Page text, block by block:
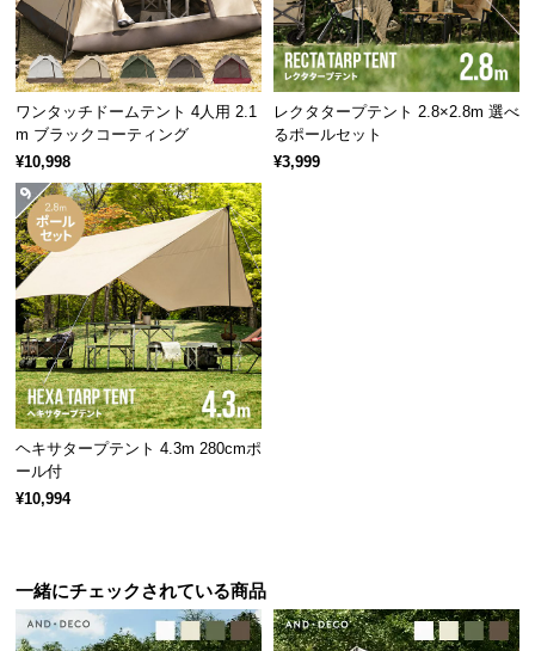
ル
に
つ
い
て
保
証
に
い
て
会
員
規
約
に
て
収容人数
紫外線からお肌をプロテクト
す。
ワンタッチドームテント 4人用 2.1
m ブラックコーティング
¥10,998
レクタタープテント 2.8×2.8m 選べ
るポールセット
¥3,999
ヘキサタープテント 4.3m 280cmポ
ール付
¥10,994
一緒にチェックされている商品